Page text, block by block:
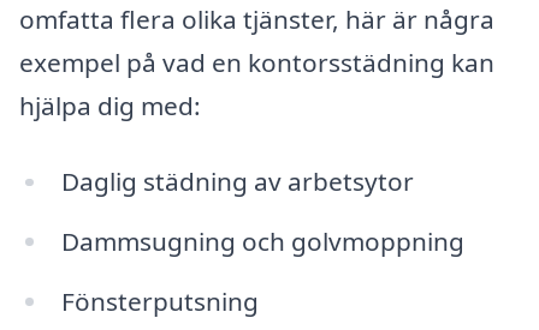
omfatta flera olika tjänster, här är några
exempel på vad en kontorsstädning kan
hjälpa dig med:
Daglig städning av arbetsytor
Dammsugning och golvmoppning
Fönsterputsning